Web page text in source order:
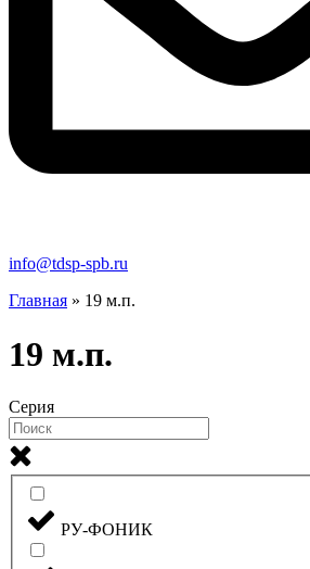
info@tdsp-spb.ru
Главная » 19 м.п.
19 м.п.
Серия
РУ-ФОНИК